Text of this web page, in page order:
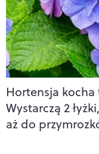
Hortensja
Wystarczą 2
aż do